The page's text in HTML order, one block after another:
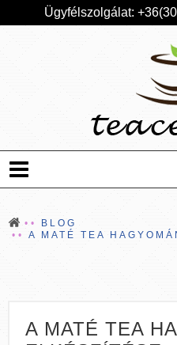
Ügyfélszolgálat:
BLOG
A MATÉ TEA
A MATÉ TEA